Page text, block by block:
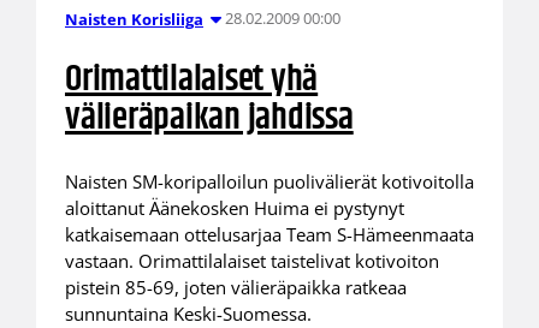
Naisten Korisliiga 28.02.2009 00:00
Orimattilalaiset yhä
välieräpaikan jahdissa
Naisten SM-koripalloilun puolivälierät kotivoitolla
aloittanut Äänekosken Huima ei pystynyt
katkaisemaan ottelusarjaa Team S-Hämeenmaata
vastaan. Orimattilalaiset taistelivat kotivoiton
pistein 85-69, joten välieräpaikka ratkeaa
sunnuntaina Keski-Suomessa.